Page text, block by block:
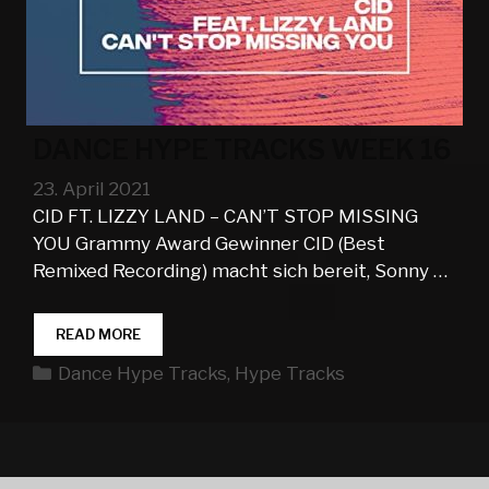
23. April 2021
CID FT. LIZZY LAND – CAN’T STOP MISSING
YOU Grammy Award Gewinner CID (Best
Remixed Recording) macht sich bereit, Sonny …
READ MOREDANCE
HYPE
TRACKS
Kategorien
Dance Hype Tracks, Hype Tracks